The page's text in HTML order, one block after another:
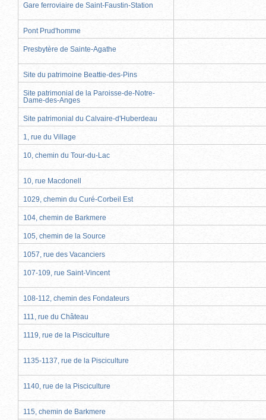
Gare ferroviaire de Saint-Faustin-Station
Pont Prud'homme
Presbytère de Sainte-Agathe
Site du patrimoine Beattie-des-Pins
Site patrimonial de la Paroisse-de-Notre-
Dame-des-Anges
Site patrimonial du Calvaire-d'Huberdeau
1, rue du Village
10, chemin du Tour-du-Lac
10, rue Macdonell
1029, chemin du Curé-Corbeil Est
104, chemin de Barkmere
105, chemin de la Source
1057, rue des Vacanciers
107-109, rue Saint-Vincent
108-112, chemin des Fondateurs
111, rue du Château
1119, rue de la Pisciculture
1135-1137, rue de la Pisciculture
1140, rue de la Pisciculture
115, chemin de Barkmere